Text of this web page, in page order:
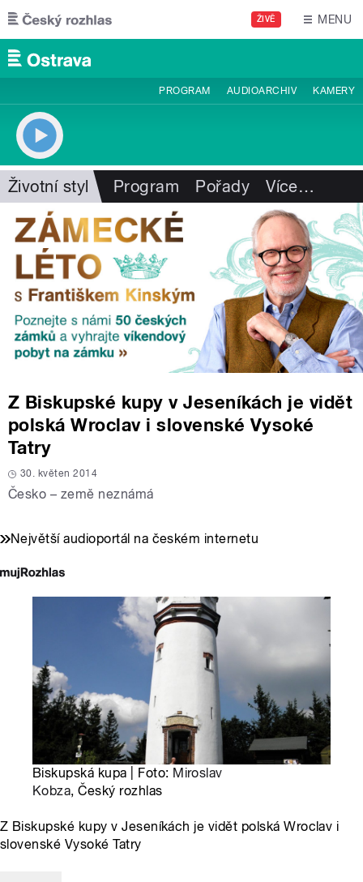
Přejít k hlavnímu obsahu
ŽIVĚ MENU
PROGRAM AUDIOARCHIV KAMERY
Životní styl Program Pořady Více…
Z Biskupské kupy v Jeseníkách je vidět
polská Wroclav i slovenské Vysoké
Tatry
30. květen 2014
Česko – země neznámá
Největší audioportál na českém internetu
Biskupská kupa | Foto: Miroslav
Kobza, Český rozhlas
Z Biskupské kupy v Jeseníkách je vidět polská Wroclav i
slovenské Vysoké Tatry